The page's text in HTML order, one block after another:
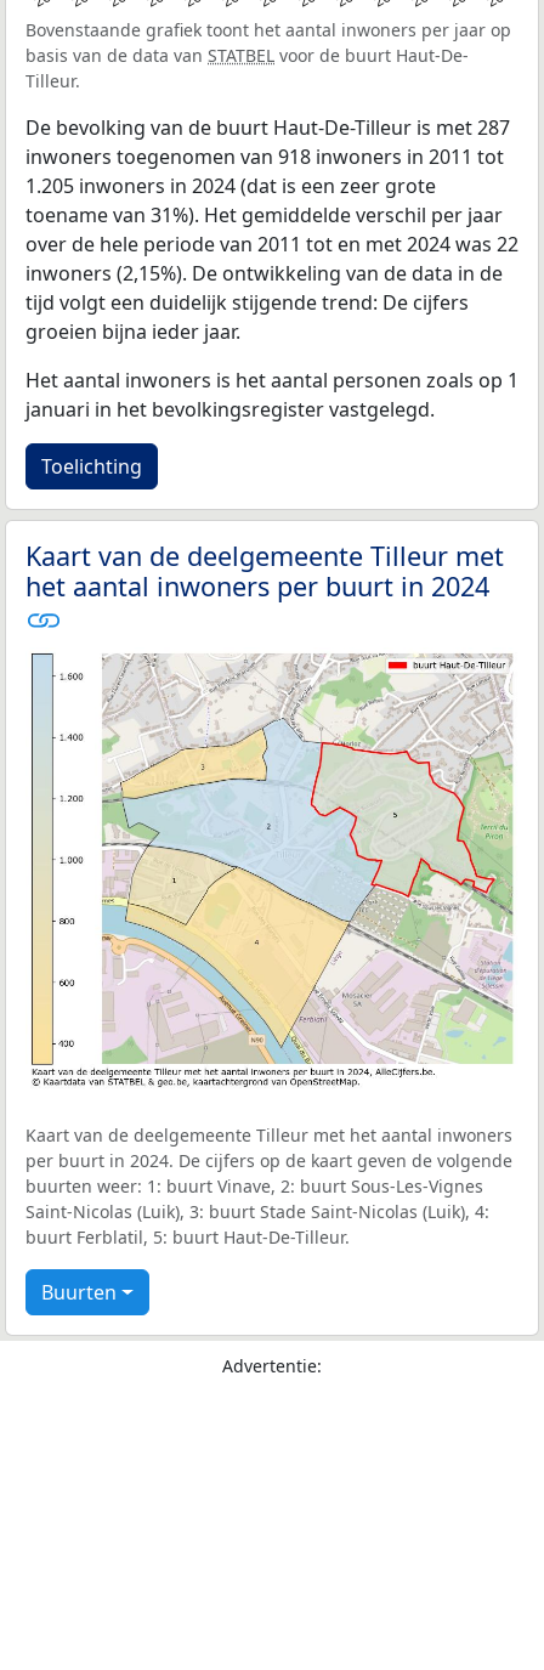
Bovenstaande grafiek toont het aantal inwoners per jaar op
basis van de data van STATBEL voor de buurt Haut-De-
Tilleur.
De bevolking van de buurt Haut-De-Tilleur is met 287
inwoners toegenomen van 918 inwoners in 2011 tot
1.205 inwoners in 2024 (dat is een zeer grote
toename van 31%). Het gemiddelde verschil per jaar
over de hele periode van 2011 tot en met 2024 was 22
inwoners (2,15%). De ontwikkeling van de data in de
tijd volgt een duidelijk stijgende trend: De cijfers
groeien bijna ieder jaar.
Het aantal inwoners is het aantal personen zoals op 1
januari in het bevolkingsregister vastgelegd.
Toelichting
Kaart van de deelgemeente Tilleur met
het aantal inwoners per buurt in 2024
Kaart van de deelgemeente Tilleur met het aantal inwoners
per buurt in 2024. De cijfers op de kaart geven de volgende
buurten weer: 1: buurt Vinave, 2: buurt Sous-Les-Vignes
Saint-Nicolas (Luik), 3: buurt Stade Saint-Nicolas (Luik), 4:
buurt Ferblatil, 5: buurt Haut-De-Tilleur.
Buurten
Advertentie: